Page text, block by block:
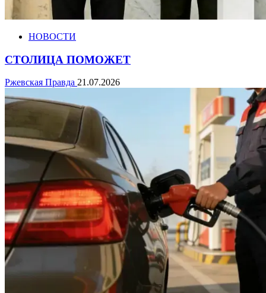
НОВОСТИ
СТОЛИЦА ПОМОЖЕТ
Ржевская Правда 21.07.2026